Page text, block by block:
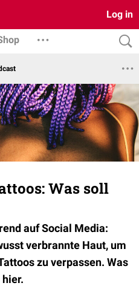
Log in
Was soll
auf Social Media:
verbrannte Haut, um
zu verpassen. Was